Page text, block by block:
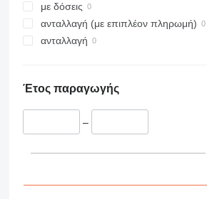
με δόσεις
ανταλλαγή (με επιπλέον πληρωμή)
ανταλλαγή
Έτος παραγωγής
–